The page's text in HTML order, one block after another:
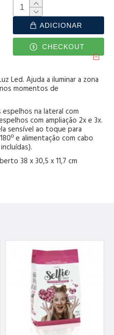
ADICIONAR
CHECKOUT
Led. Ajuda a iluminar a zona
momentos de
na lateral com
com ampliação 2x e 3x.
sensível ao toque para
e alimentação com cabo
38 x 30,5 x 11,7 cm